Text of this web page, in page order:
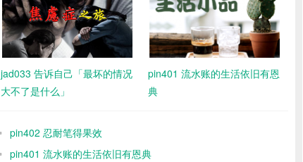
jad033 告诉自己「最坏的情况
大不了是什么」
pin401 流水账的生活依旧有恩
典
pin402 忍耐笔得果效
pin401 流水账的生活依旧有恩典